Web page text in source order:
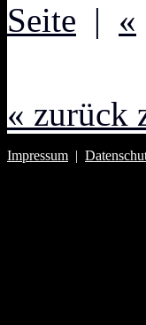
Seite | «
« zurück
Impressum |